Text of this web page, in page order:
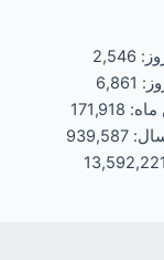
2,546
6,861
ماه: 171,918
939,587
13,592,221